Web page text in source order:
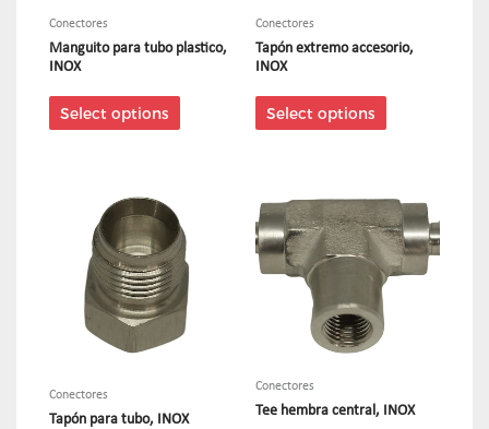
Conectores
Manguito para tubo plastico,
INOX
Select options
Conectores
Tapón extremo accesorio,
INOX
Select options
Conectores
Tapón para tubo, INOX
Conectores
Tee hembra central, INOX